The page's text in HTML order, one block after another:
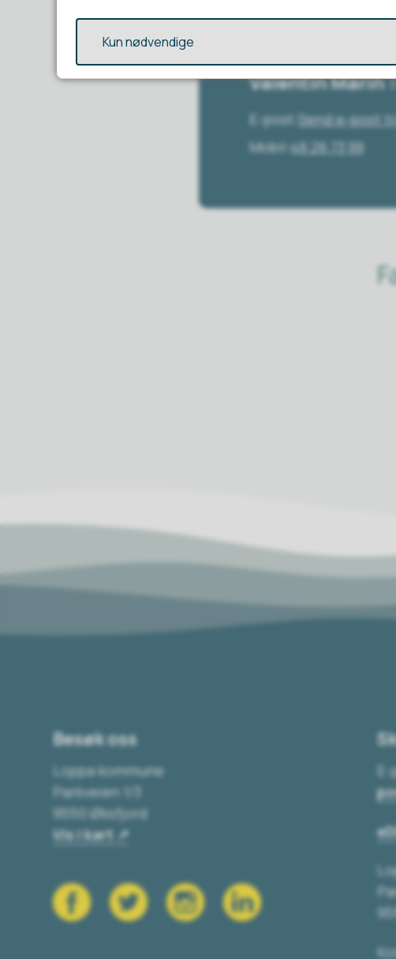
Valentin Marin
E-post Send e-post
Mobil 46 26 73 99
Besøk oss
Loppa kommune
Parkveien 1/3
9550 Øksfjord
Vis i kart
Kun nødvendige